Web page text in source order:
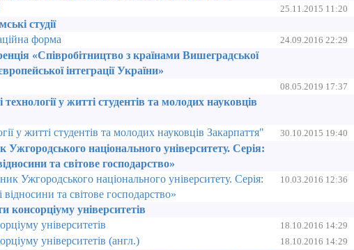
25.11.2015 11:20
студії
форма
24.09.2016 22:29
«Співробітництво з країнами Вишеградської
інтеграції України»
08.05.2019 17:37
у житті студентів та молодих науковців
у житті студентів та молодих науковців Закарпаття"
30.10.2015 19:40
Ужгородського національного університету. Серія:
та світове господарство»
Ужгородського національного університету. Серія:
та світове господарство»
10.03.2016 12:36
консорціуму університетів
університетів
18.10.2016 14:29
університетів (англ.) 18.10.2016 14:29